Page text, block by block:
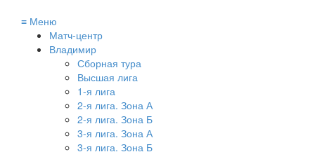
≡ Меню
Матч-центр
Владимир
Сборная тура
Высшая лига
1-я лига
2-я лига. Зона А
2-я лига. Зона Б
3-я лига. Зона А
3-я лига. Зона Б